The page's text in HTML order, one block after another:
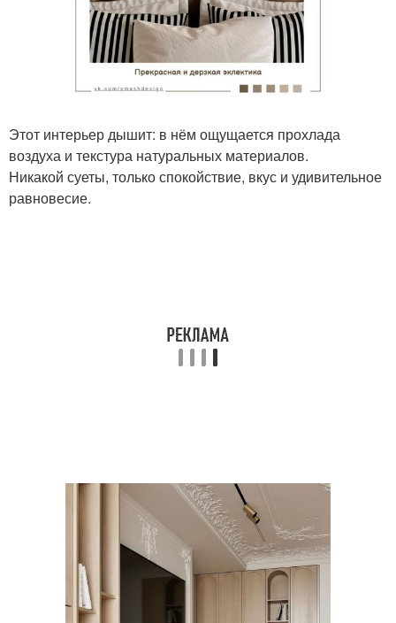
Этот интерьер дышит: в нём ощущается прохлада
воздуха и текстура натуральных материалов.
Никакой суеты, только спокойствие, вкус и удивительное
равновесие.